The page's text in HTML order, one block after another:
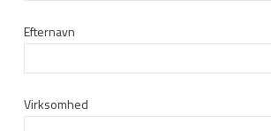
Efternavn
Virksomhed